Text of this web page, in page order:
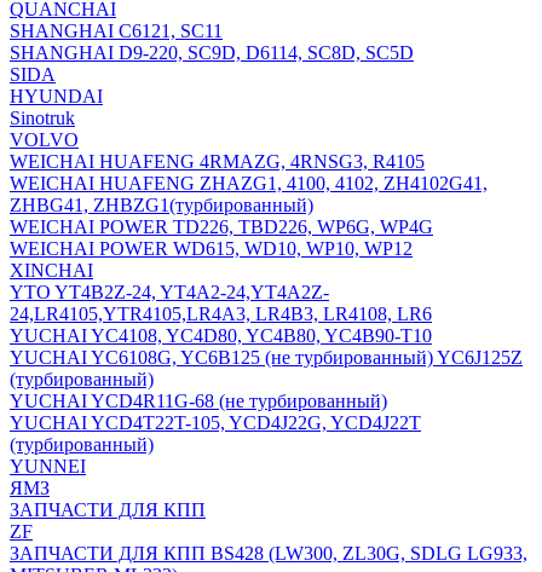
QUANCHAI
SHANGHAI C6121, SC11
SHANGHAI D9-220, SC9D, D6114, SC8D, SC5D
SIDA
HYUNDAI
Sinotruk
VOLVO
WEICHAI HUAFENG 4RMAZG, 4RNSG3, R4105
WEICHAI HUAFENG ZHAZG1, 4100, 4102, ZH4102G41,
ZHBG41, ZHBZG1(турбированный)
WEICHAI POWER TD226, TBD226, WP6G, WP4G
WEICHAI POWER WD615, WD10, WP10, WP12
XINCHAI
YTO YT4B2Z-24, YT4A2-24,YT4A2Z-
24,LR4105,YTR4105,LR4A3, LR4B3, LR4108, LR6
YUCHAI YC4108, YC4D80, YC4B80, YC4B90-T10
YUCHAI YC6108G, YC6B125 (не турбированный) YC6J125Z
(турбированный)
YUCHAI YCD4R11G-68 (не турбированный)
YUCHAI YCD4T22T-105, YCD4J22G, YCD4J22T
(турбированный)
YUNNEI
ЯМЗ
ЗАПЧАСТИ ДЛЯ КПП
ZF
ЗАПЧАСТИ ДЛЯ КПП BS428 (LW300, ZL30G, SDLG LG933,